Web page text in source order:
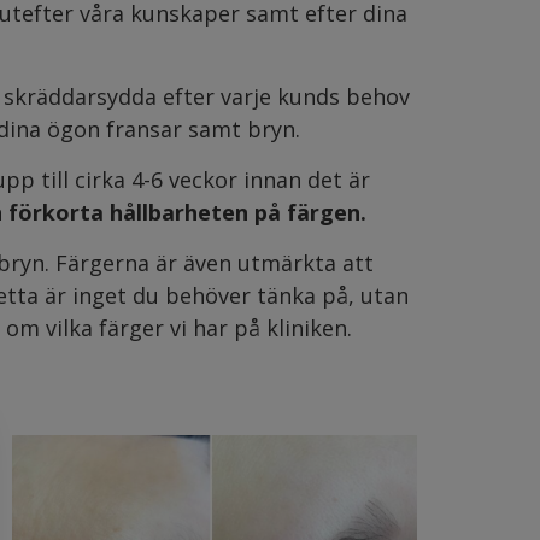
våra kunskaper samt efter dina
efter varje kunds behov
ögon fransar samt bryn.
till cirka 4-6 veckor innan det är
hållbarheten på färgen.
Färgerna är även utmärkta att
är inget du behöver tänka på, utan
vilka färger vi har på kliniken.